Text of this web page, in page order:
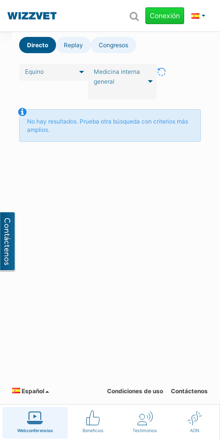
Webconferencias Beneficios Testimonios ADN
Conexión
Directo Replay Congresos
Equino
Medicina interna
general
No hay resultados. Prueba otra búsqueda con criterios más
amplios.
Español Condiciones de uso Contáctenos